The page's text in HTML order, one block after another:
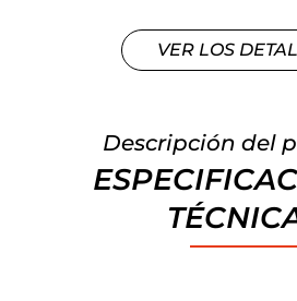
VER LOS
Descripción del